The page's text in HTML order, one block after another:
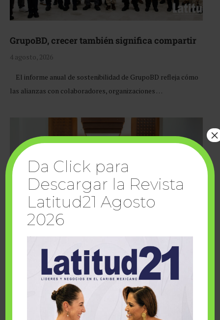
GrupoBD, crecer también significa compartir
4 agosto, 2026
El informe anual de sostenibilidad de GrupoBD refleja cómo
las alianzas con colaboradores, organizaciones …
Cuando la solidaridad inspira; cumplen
sueños Fairmont Mayakoba y Make-A-Wish
Da Click para
Descargar la Revista
Latitud21 Agosto
2026
×